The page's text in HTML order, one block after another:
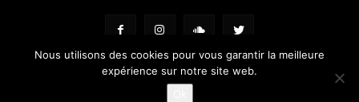
Nous utilisons des cookies pour vous garantir la meilleure
expérience sur notre site web.